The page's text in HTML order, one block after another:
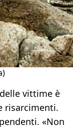
vittime è
risarcimenti.
«Non